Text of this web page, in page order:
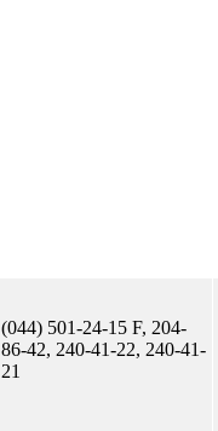
(044) 501-24-15 F, 204-
86-42, 240-41-22, 240-41-
21